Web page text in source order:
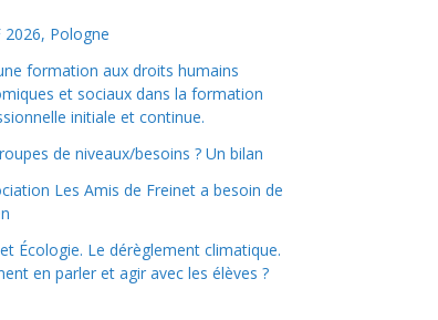
2026, Pologne
formation aux droits humains
et sociaux dans la formation
initiale et continue.
de niveaux/besoins ? Un bilan
Les Amis de Freinet a besoin de
Écologie. Le dérèglement climatique.
en parler et agir avec les élèves ?